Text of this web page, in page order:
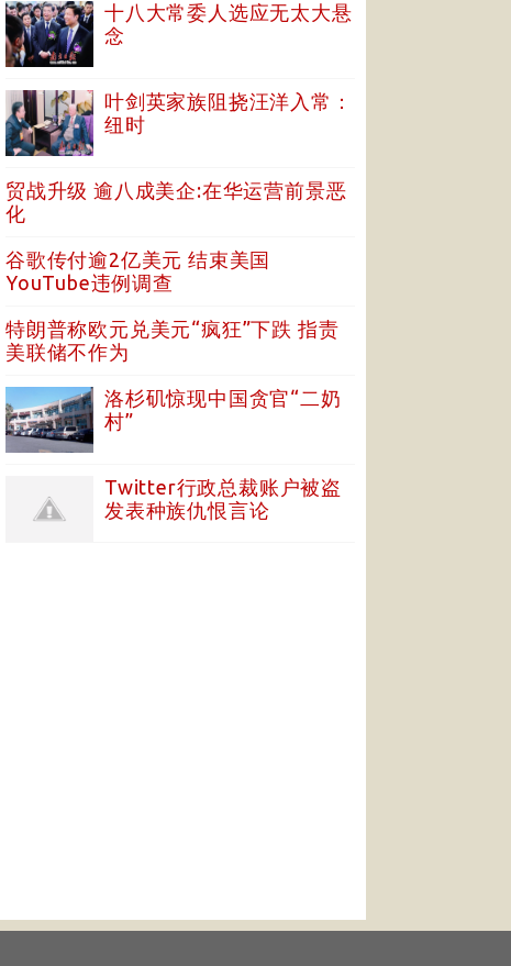
十八大常委人选应无太大悬
念
叶剑英家族阻挠汪洋入常：
纽时
贸战升级 逾八成美企:在华运营前景恶
化
谷歌传付逾2亿美元 结束美国
YouTube违例调查
特朗普称欧元兑美元“疯狂”下跌 指责
美联储不作为
洛杉矶惊现中国贪官“二奶
村”
Twitter行政总裁账户被盗
发表种族仇恨言论